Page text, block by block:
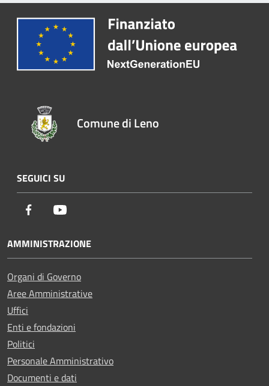
Comune di Leno
SEGUICI SU
Facebook
AMMINISTRAZIONE
Organi di Governo
Aree Amministrative
Uffici
Enti e fondazioni
Politici
Personale Amministrativo
Documenti e dati